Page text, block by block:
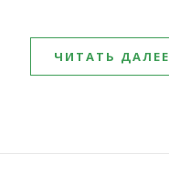
ЧИТАТЬ ДАЛЕЕ